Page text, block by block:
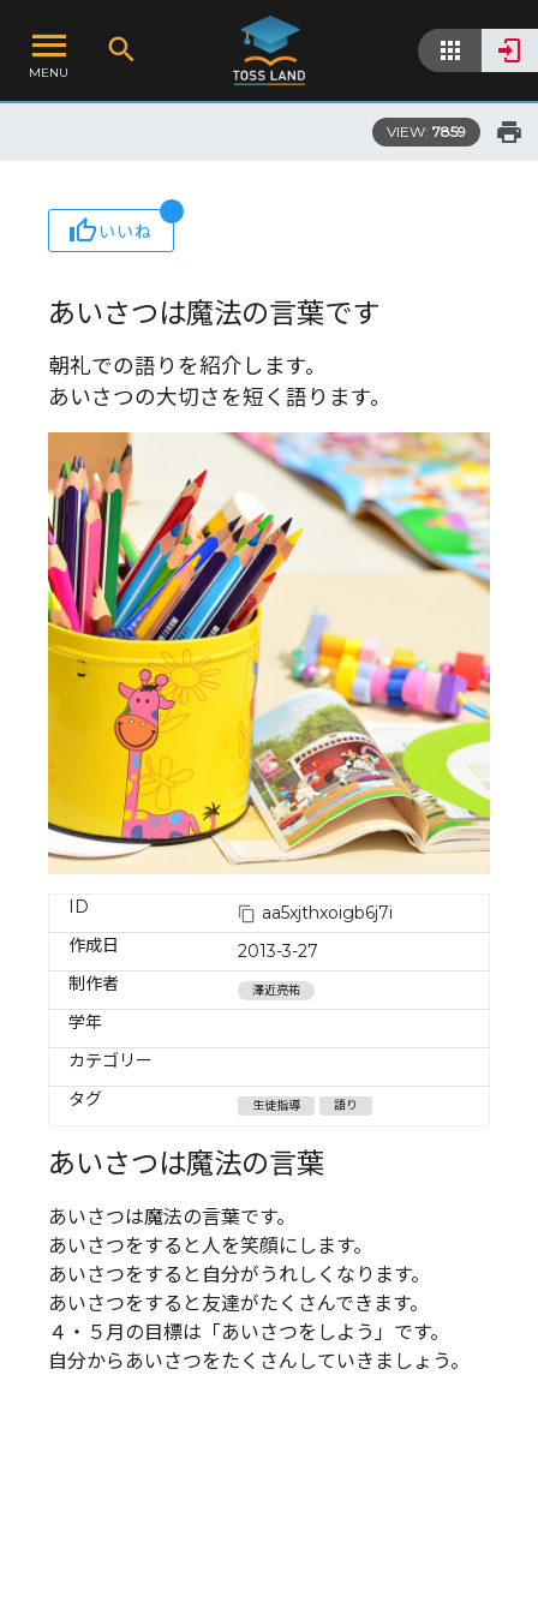
MENU
VIEW: 7859
いいね
あいさつは魔法の言葉です
朝礼での語りを紹介します。
あいさつの大切さを短く語ります。
ID
aa5xjthxoigb6j7i
作成日
2013-3-27
制作者
澤近亮祐
学年
カテゴリー
タグ
生徒指導 語り
あいさつは魔法の言葉
あいさつは魔法の言葉です。
あいさつをすると人を笑顔にします。
あいさつをすると自分がうれしくなります。
あいさつをすると友達がたくさんできます。
４・５月の目標は「あいさつをしよう」です。
自分からあいさつをたくさんしていきましょう。